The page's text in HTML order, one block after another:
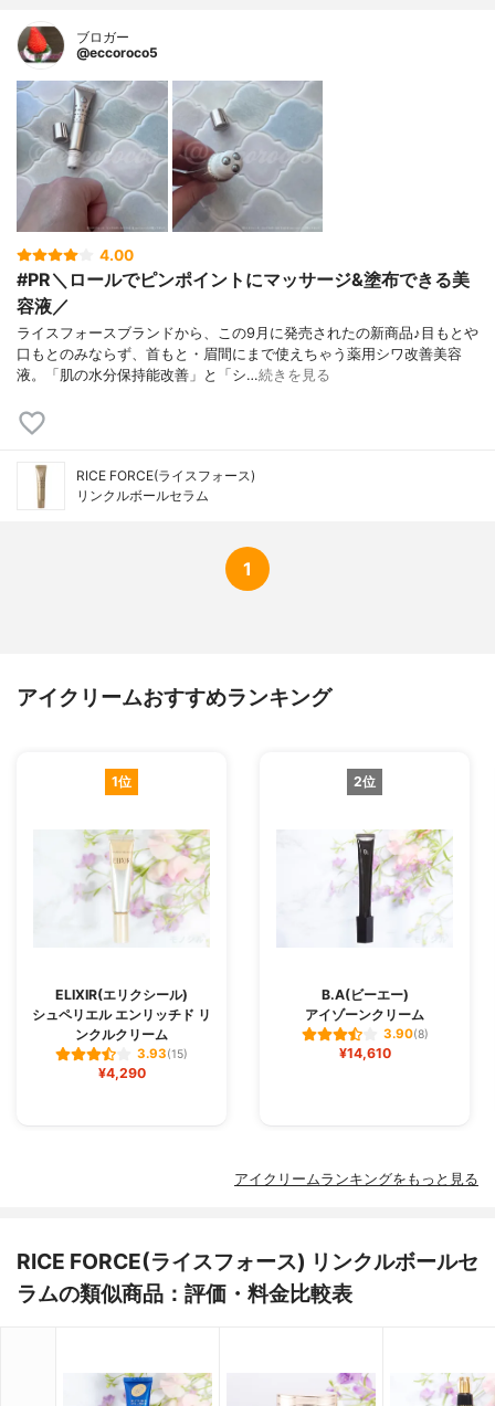
ブロガー
@eccoroco5
4.00
#PR＼ロールでピンポイントにマッサージ&塗布できる美
容液／
ライスフォースブランドから、この9月に発売されたの新商品♪目もとや
口もとのみならず、首もと・眉間にまで使えちゃう薬用シワ改善美容
液。「肌の水分保持能改善」と「シ…続きを見る
RICE FORCE(ライスフォース)
リンクルボールセラム
1
アイクリームおすすめランキング
1位
ELIXIR(エリクシール)
シュペリエル エンリッチド リ
ンクルクリーム
3.93(15)
¥4,290
2位
B.A(ビーエー)
アイゾーンクリーム
3.90(8)
¥14,610
アイクリームランキングをもっと見る
RICE FORCE(ライスフォース) リンクルボールセ
ラムの類似商品：評価・料金比較表